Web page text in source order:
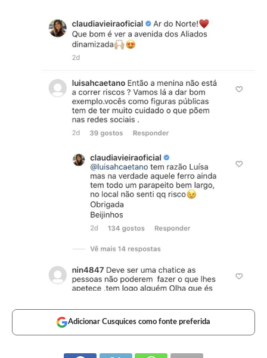
Adicionar Cusquices como fonte preferida